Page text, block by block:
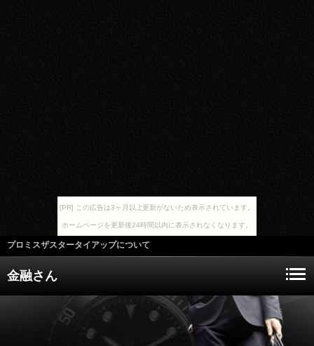
[PR] この広告は3ヶ月以上更新がないため表示されています。
ホームページを更新後24時間以内に表示されなくなります。
プロミスザスタータイアップについて
金融さん